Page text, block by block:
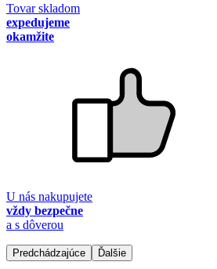
Tovar skladom
expedujeme
okamžite
U nás nakupujete
vždy bezpečne
a s dôverou
Predchádzajúce Ďalšie